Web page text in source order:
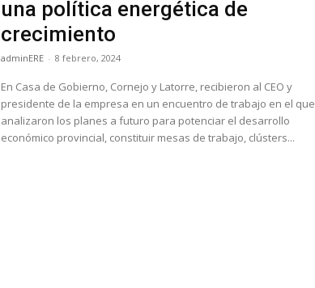
una política energética de
crecimiento
adminERE - 8 febrero, 2024
En Casa de Gobierno, Cornejo y Latorre, recibieron al CEO y
presidente de la empresa en un encuentro de trabajo en el que
analizaron los planes a futuro para potenciar el desarrollo
económico provincial, constituir mesas de trabajo, clústers...